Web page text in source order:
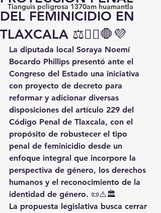
Tianguis peligrosa 1370am huamantla
DEL FEMINICIDIO EN
TLAXCALA ⚖️👩‍⚖️🛑💜
La diputada local Soraya Noemí
Bocardo Phillips presentó ante el
Congreso del Estado una iniciativa
con proyecto de decreto para
reformar y adicionar diversas
disposiciones del artículo 229 del
Código Penal de Tlaxcala, con el
propósito de robustecer el tipo
penal de feminicidio desde un
enfoque integral que incorpore la
perspectiva de género, los derechos
humanos y el reconocimiento de la
identidad de género. 📜⚠️🏛️
La propuesta legislativa busca cerrar